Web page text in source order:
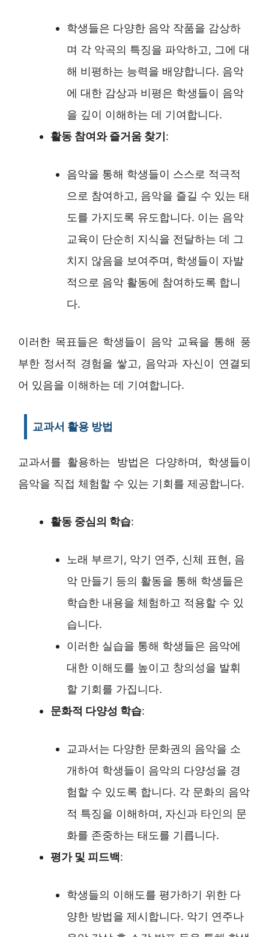
학생들은 다양한 음악 작품을 감상하
며 각 악곡의 특징을 파악하고, 그에 대
해 비평하는 능력을 배양합니다. 음악
에 대한 감상과 비평은 학생들이 음악
을 깊이 이해하는 데 기여합니다.
활동 참여와 즐거움 찾기:
음악을 통해 학생들이 스스로 적극적
으로 참여하고, 음악을 즐길 수 있는 태
도를 가지도록 유도합니다. 이는 음악
교육이 단순히 지식을 전달하는 데 그
치지 않음을 보여주며, 학생들이 자발
적으로 음악 활동에 참여하도록 합니
다.
이러한 목표들은 학생들이 음악 교육을 통해 풍
부한 정서적 경험을 쌓고, 음악과 자신이 연결되
어 있음을 이해하는 데 기여합니다.
교과서 활용 방법
교과서를 활용하는 방법은 다양하며, 학생들이
음악을 직접 체험할 수 있는 기회를 제공합니다.
활동 중심의 학습:
노래 부르기, 악기 연주, 신체 표현, 음
악 만들기 등의 활동을 통해 학생들은
학습한 내용을 체험하고 적용할 수 있
습니다.
이러한 실습을 통해 학생들은 음악에
대한 이해도를 높이고 창의성을 발휘
할 기회를 가집니다.
문화적 다양성 학습:
교과서는 다양한 문화권의 음악을 소
개하여 학생들이 음악의 다양성을 경
험할 수 있도록 합니다. 각 문화의 음악
적 특징을 이해하며, 자신과 타인의 문
화를 존중하는 태도를 기릅니다.
평가 및 피드백:
학생들의 이해도를 평가하기 위한 다
양한 방법을 제시합니다. 악기 연주나